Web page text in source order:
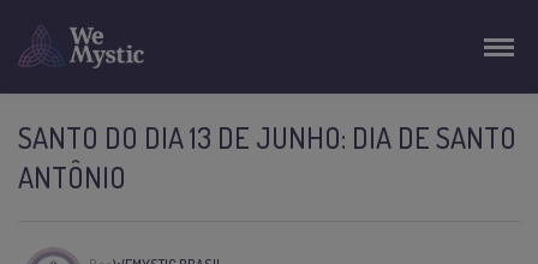
SANTO DO DIA 13 DE JUNHO: DIA DE SANTO
ANTÔNIO